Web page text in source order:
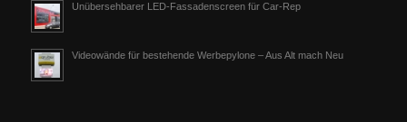
Unübersehbarer LED-Fassadenscreen für Car-Rep
Videowände für bestehende Werbepylone – Aus Alt mach Neu